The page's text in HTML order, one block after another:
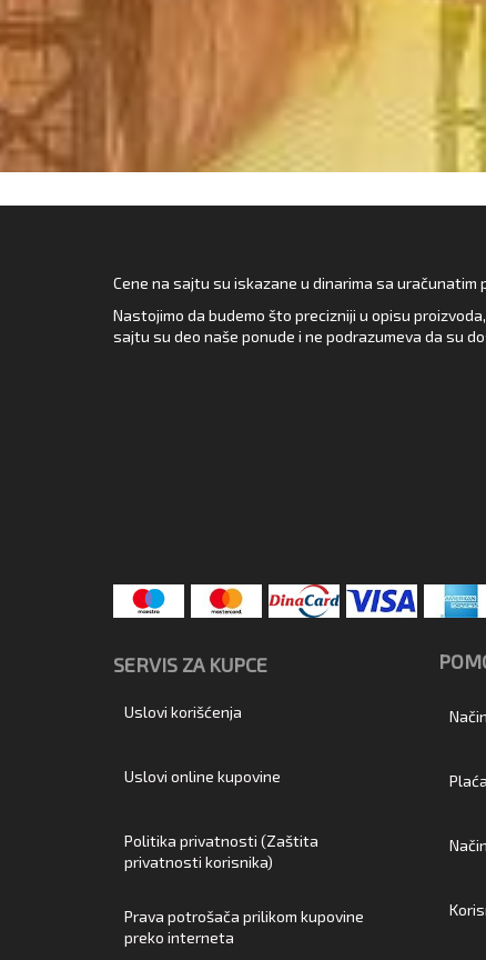
Cene na sajtu su iskazane u dinarima sa uračunatim
Nastojimo da budemo što precizniji u opisu
sajtu su deo naše ponude i ne podrazumeva da su
SERVIS ZA KUPCE
Uslovi korišćenja
Uslovi online kupovine
Politika privatnosti (Zaštita
privatnosti korisnika)
Prava potrošača prilikom kupovine
preko interneta